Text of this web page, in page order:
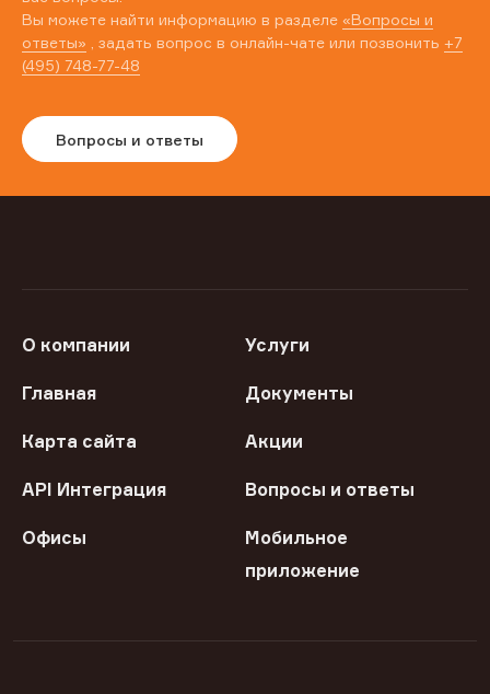
Вы можете найти информацию в разделе «Вопросы и
ответы» , задать вопрос в онлайн-чате или позвонить +7
(495) 748-77-48
Вопросы и ответы
О компании Услуги
Главная Документы
Карта сайта Акции
API Интеграция Вопросы и ответы
Офисы
Мобильное
приложение